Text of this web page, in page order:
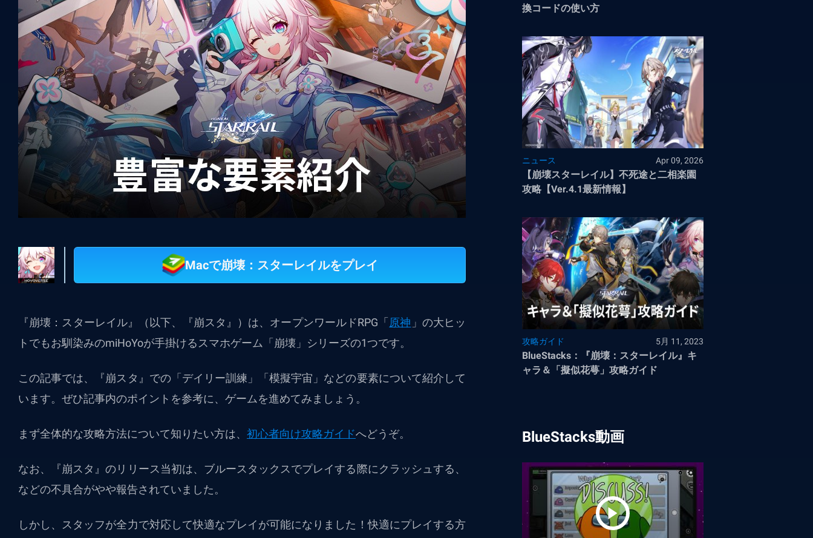
Macで崩壊：スターレイルをプレイ
『崩壊：スターレイル』（以下、『崩スタ』）は、オープンワールドRPG「 原神 」の大ヒッ
トでもお馴染みのmiHoYoが手掛けるスマホゲーム「崩壊」シリーズの1つです。
この記事では、『崩スタ』での「デイリー訓練」「模擬宇宙」などの要素について紹介して
います。ぜひ記事内のポイントを参考に、ゲームを進めてみましょう。
まず全体的な攻略方法について知りたい方は、 初心者向け攻略ガイドへどうぞ。
なお、『崩スタ』のリリース当初は、ブルースタックスでプレイする際にクラッシュする、
などの不具合がやや報告されていました。
しかし、スタッフが全力で対応して快適なプレイが可能になりました！快適にプレイする方
換コードの使い方
ニュース Apr 09, 2026
【崩壊スターレイル】不死途と二相楽園
攻略【Ver.4.1最新情報】
攻略ガイド 5月 11, 2023
BlueStacks：『崩壊：スターレイル』キ
ャラ＆「擬似花萼」攻略ガイド
BlueStacks動画